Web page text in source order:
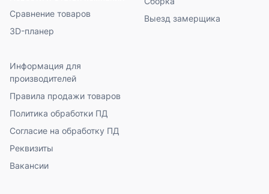
Сравнение товаров
3D-планер
Выезд замерщика
Информация для
производителей
Правила продажи товаров
Политика обработки ПД
Согласие на обработку ПД
Реквизиты
Вакансии